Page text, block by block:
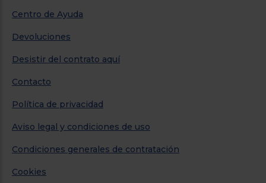
Centro de Ayuda
Devoluciones
Desistir del contrato aquí
Contacto
Política de privacidad
Aviso legal y condiciones de uso
Condiciones generales de contratación
Cookies